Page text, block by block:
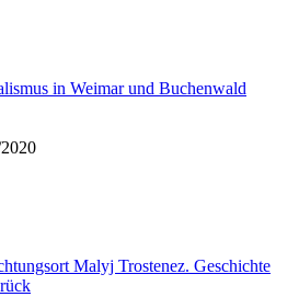
in Weimar und Buchenwald
Malyj Trostenez. Geschichte